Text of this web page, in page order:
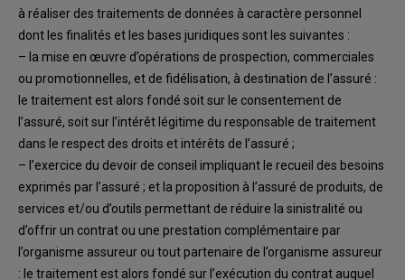
à réaliser des traitements de données à caractère personnel
dont l es finalités et les bases juridiques sont les suivantes :
– la mise en œuvre d’opérations de prospection, commerciales
ou promotionnelles, et de fidélisation, à destination de l’assuré :
le traitement est alors fondé soitsur le consentement de
l’assuré, soit sur l’intérêt légitime du responsable de traitement
dans e respect des droits et intérêts de l’assuré ;
– l’exercice du devoir de conseil impliquant le recueil des besoins
exprimés par l’assuré ; et la proposition à l’assuré de produits, de
services et/ou d’outils permettant de réduire la sinistralité ou
d’offrir un contrat ou une prestation complémentaire par
l’organisme assureur ou tout partenaire de l’organisme assureur
: le traitement est alors fondé sur l’exécution du contrat auquel